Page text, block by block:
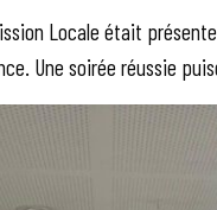
Locale était
Une soirée réussie